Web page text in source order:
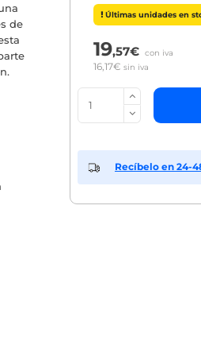
de
Últimas unidades en
19,57€ con iva
16,17€ sin iva
Recíbelo en 24-